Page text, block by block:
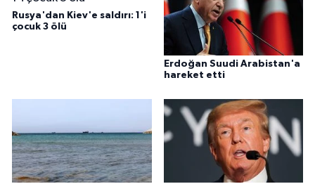
Rusya'dan Kiev'e saldırı: 1'i
çocuk 3 ölü
Erdoğan Suudi Arabistan'a
hareket etti